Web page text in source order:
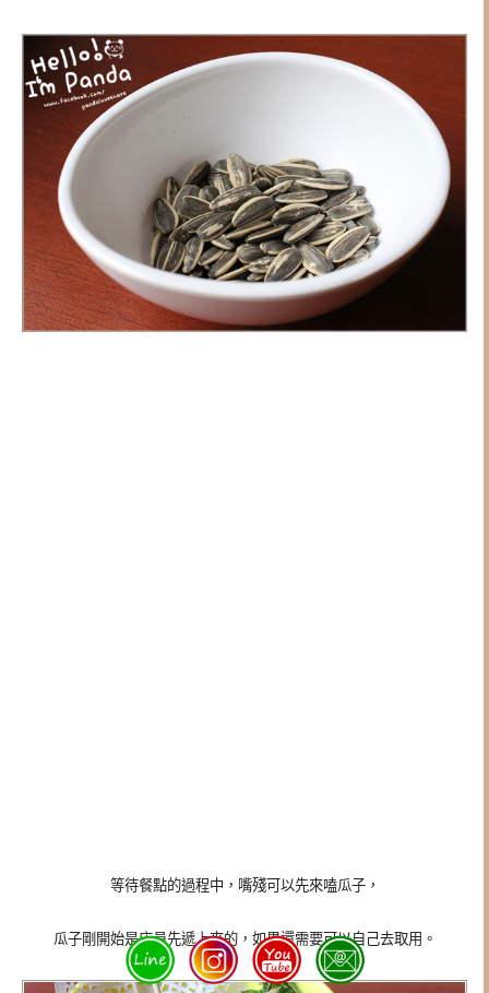
等待餐點的過程中，嘴殘可以先來嗑瓜子，
瓜子剛開始是店員先遞上來的，如果還需要可以自己去取用。